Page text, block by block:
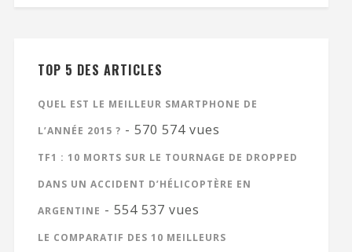
TOP 5 DES ARTICLES
QUEL EST LE MEILLEUR SMARTPHONE DE
L’ANNÉE 2015 ? - 570 574 vues
TF1 : 10 MORTS SUR LE TOURNAGE DE DROPPED
DANS UN ACCIDENT D’HÉLICOPTÈRE EN
ARGENTINE - 554 537 vues
LE COMPARATIF DES 10 MEILLEURS